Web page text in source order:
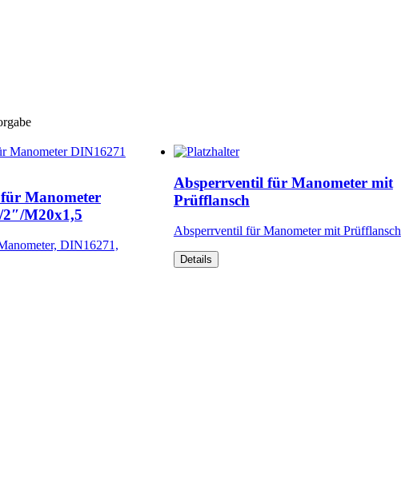
Manometer
M20x1,5
DIN16271,
Absperrventil für Manometer mit
Prüfflansch
Absperrventil für Manometer mit Prüfflansch
Details